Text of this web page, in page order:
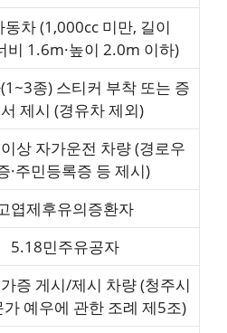
동차 (1,000cc 미만, 길이
비 1.6m·높이 2.0m 이하)
종) 스티커 부착 또는 증
제시 (경유차 제외)
상 자가운전 차량 (경로우
·주민등록증 등 제시)
엽제후유의증환자
5.18민주유공자
증 게시/제시 차량 (청주시
예우에 관한 조례 제5조)